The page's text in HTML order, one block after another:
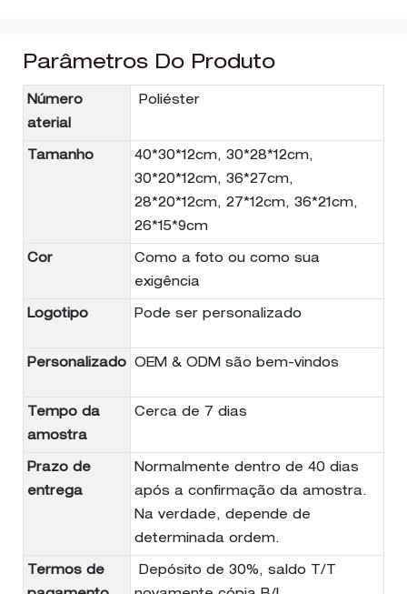
Parâmetros Do Produto
Número
aterial
Poliéster
Tamanho
40*30*12cm, 30*28*12cm,
30*20*12cm, 36*27cm,
28*20*12cm, 27*12cm, 36*21cm,
26*15*9cm
Cor
Como a foto ou como sua
exigência
Logotipo Pode ser personalizado
Personalizado OEM & ODM são bem-vindos
Tempo da
amostra
Cerca de 7 dias
Prazo de
entrega
Normalmente dentro de 40 dias
após a confirmação da amostra.
Na verdade, depende de
determinada ordem.
Termos de
Depósito de 30%, saldo T/T